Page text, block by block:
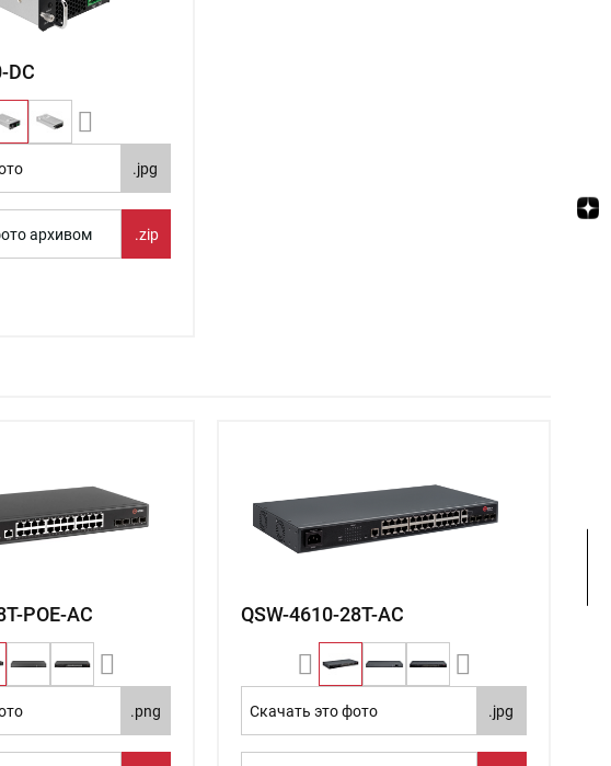
DC
.jpg
архивом .zip
POE-AC
.png
QSW-4610-28T-AC
Скачать это фото .jpg